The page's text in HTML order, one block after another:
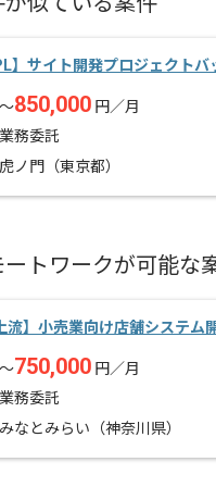
】サイト開発プロジェクト
〜850,000 円／月
業務委託
虎ノ門（東京都）
ートワークが可能な
流】小売業向け店舗システム
〜750,000 円／月
業務委託
みなとみらい（神奈川県）